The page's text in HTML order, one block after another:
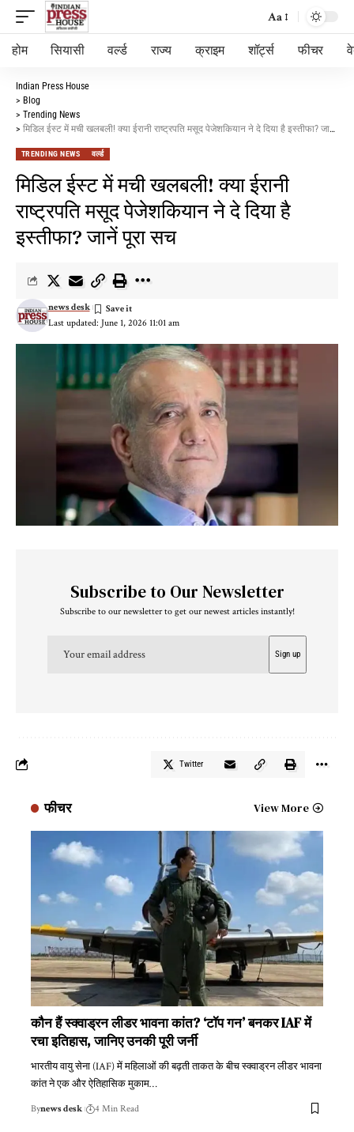
Aa
होम सियासी वर्ल्ड राज्य क्राइम शॉर्ट्स फीचर
Indian Press House
> Blog
> Trending News
> मिडिल ईस्ट में मची खलबली! क्या ईरानी राष्ट्रपति मसूद पेजेशकियान ने दे दिया है इस्तीफा? जानें पूरा सच
TRENDING NEWS वर्ल्ड
मिडिल ईस्ट में मची खलबली! क्या ईरानी
राष्ट्रपति मसूद पेजेशकियान ने दे दिया है
इस्तीफा? जानें पूरा सच
Last updated: June 1, 2026 11:01 am
news desk
Subscribe to Our Newsletter
Subscribe to our newsletter to get our newest articles instantly!
Twitter
फीचर View More
कौन हैं स्क्वाड्रन लीडर भावना कांत? ‘टॉप गन’ बनकर IAF में
रचा इतिहास, जानिए उनकी पूरी जर्नी
भारतीय वायु सेना (IAF) में महिलाओं की बढ़ती ताकत के बीच स्क्वाड्रन लीडर भावना
कांत ने एक और ऐतिहासिक मुकाम…
Bynews desk 4 Min Read